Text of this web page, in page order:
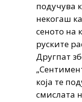
подучува
некогаш
сеното на
руските
Другпат
која те
смислата